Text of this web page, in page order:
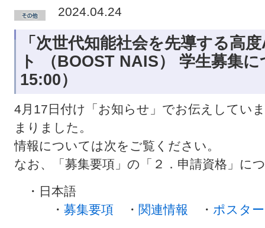
2024.04.24
「次世代知能社会を先導する高
ト （BOOST NAIS） 学生募集
15:00）
4月17日付け「お知らせ」でお伝えしてい
まりました。
情報については次をご覧ください。
なお、「募集要項」の「２．申請資格」に
・日本
・ 募集要項 ・ 関連情報 ・ ポスター